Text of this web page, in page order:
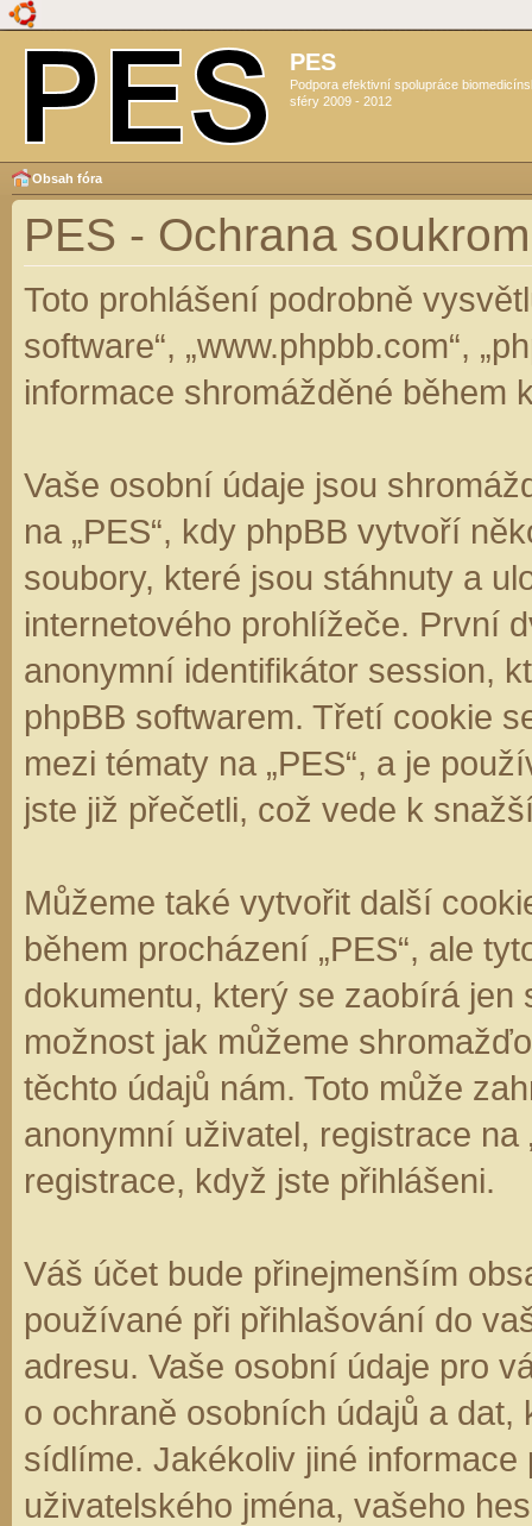
PES
Podpora efektivní spolupráce
sféry 2009 - 2012
Obsah fóra
PES - Ochrana
Toto prohlášení podrobně
software“, „www.phpbb.com“,
informace shromážděné během
Vaše osobní údaje jsou
na „PES“, kdy phpBB vytvoří
soubory, které jsou stáhnuty a
internetového prohlížeče. První
anonymní identifikátor session,
phpBB softwarem. Třetí cookie
mezi tématy na „PES“, a je
jste již přečetli, což vede k
Můžeme také vytvořit další
během procházení „PES“, ale
dokumentu, který se zaobírá jen
možnost jak můžeme
těchto údajů nám. Toto může
anonymní uživatel, registrace
registrace, když jste přihlášeni.
Váš účet bude přinejmenším
používané při přihlašování do
adresu. Vaše osobní údaje pro
o ochraně osobních údajů a
sídlíme. Jakékoliv jiné informace
uživatelského jména, vašeho